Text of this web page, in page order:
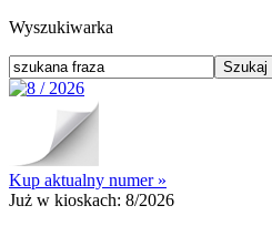
Wyszukiwarka
Kup aktualny numer »
Już w kioskach: 8/2026